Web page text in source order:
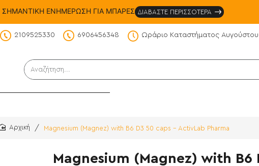
ΣΗΜΑΝΤΙΚΗ ΕΝΗΜΕΡΩΣΗ ΓΙΑ ΜΠΑΡΕΣ ΔΙΑΒΑΣΤΕ ΠΕΡΙΣΣΟΤΕΡΑ
2109525330 6906456348 Ωράριο Καταστήματος Αυγούστου
Αναζήτηση...
Magnesium (Magnez) with B6 D3 50 caps - ActivLab Pharma
Magnesium (Magnez) with B6